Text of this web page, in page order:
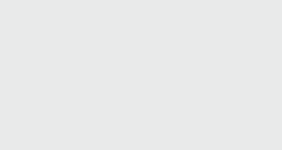
CYMRU PREMIER